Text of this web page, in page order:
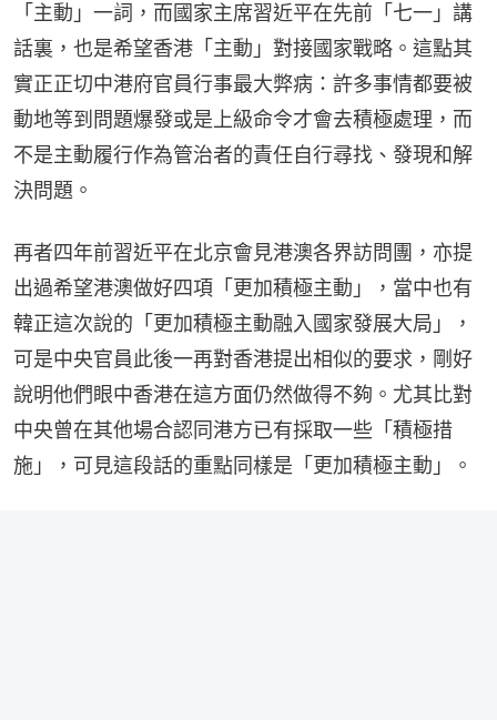
「主動」一詞，而國家主席習近平在先前「七一」講
話裏，也是希望香港「主動」對接國家戰略。這點其
實正正切中港府官員行事最大弊病：許多事情都要被
動地等到問題爆發或是上級命令才會去積極處理，而
不是主動履行作為管治者的責任自行尋找、發現和解
決問題。
再者四年前習近平在北京會見港澳各界訪問團，亦提
出過希望港澳做好四項「更加積極主動」，當中也有
韓正這次說的「更加積極主動融入國家發展大局」，
可是中央官員此後一再對香港提出相似的要求，剛好
說明他們眼中香港在這方面仍然做得不夠。尤其比對
中央曾在其他場合認同港方已有採取一些「積極措
施」，可見這段話的重點同樣是「更加積極主動」。